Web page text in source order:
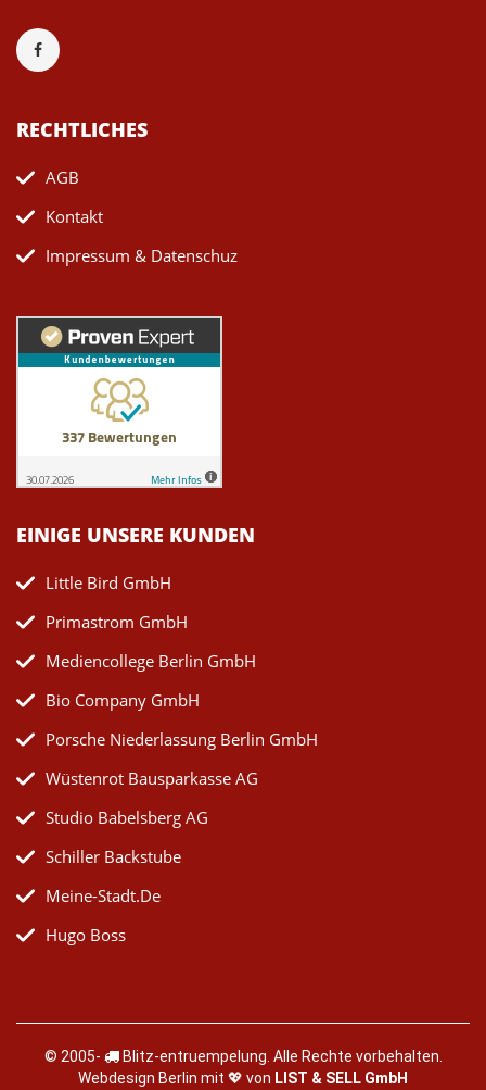
RECHTLICHES
AGB
Kontakt
Impressum & Datenschuz
EINIGE UNSERE KUNDEN
Little Bird GmbH
Primastrom GmbH
Mediencollege Berlin GmbH
Bio Company GmbH
Porsche Niederlassung Berlin GmbH
Wüstenrot Bausparkasse AG
Studio Babelsberg AG
Schiller Backstube
Meine-Stadt.de
Hugo Boss
© 2005- Blitz-entruempelung . Alle Rechte vorbehalten.
Webdesign Berlin mit 💖 von LIST & SELL GmbH